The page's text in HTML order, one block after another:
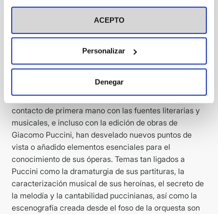
visitar nuestra Política de Cookies
ACEPTO
Personalizar
Denegar
y originan nuevos interrogantes.
La producción operística de Puccini estableció en todo
momento un debate con la creación musical, teatral y
literaria de su tiempo; su trabajo es reflexivo y
permeable a numerosas influencias de las tendencias
compositor: ejerce como su propio director de escena.
Una vez más, contamos con musicólogos, cuyo
contacto de primera mano con las fuentes literarias y
musicales, e incluso con la edición de obras de
Giacomo Puccini, han desvelado nuevos puntos de
vista o añadido elementos esenciales para el
conocimiento de sus óperas. Temas tan ligados a
Puccini como la dramaturgia de sus partituras, la
caracterización musical de sus heroínas, el secreto de
la melodía y la cantabilidad puccinianas, así como la
escenografía creada desde el foso de la orquesta son